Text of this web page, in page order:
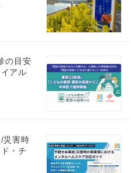
の目安
アル
災害時
・チ